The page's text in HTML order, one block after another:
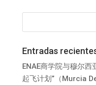
Entradas
ENAE商学院与穆尔西
起飞计划”（Murcia